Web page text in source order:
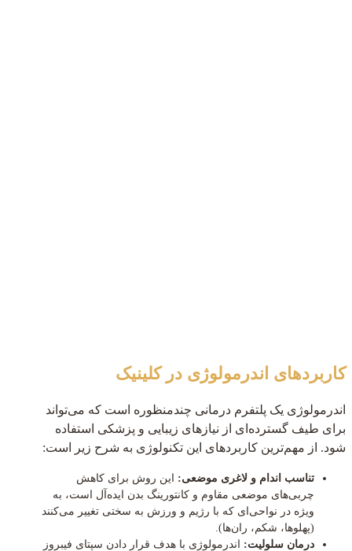
کاربردهای اندرمولوژی در کلینیک
اندرمولوژی یک پلتفرم درمانی چندمنظوره است که می‌تواند
برای طیف گسترده‌ای از نیازهای زیبایی و پزشکی استفاده
شود. از مهم‌ترین کاربردهای این تکنولوژی به شرح زیر است:
تناسب اندام و لاغری موضعی: این روش برای کاهش
چربی‌های موضعی مقاوم و کانتورینگ بدن ایده‌آل است، به
ویژه در نواحی‌ای که با رژیم و ورزش به سختی تغییر می‌کنند
(پهلوها، شکم، ران‌ها).
درمان سلولیت: اندرمولوژی با هدف قرار دادن سپتای فیبروز